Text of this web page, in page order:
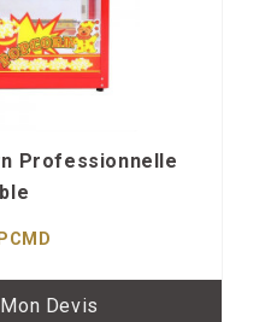
Professionnelle
Devis